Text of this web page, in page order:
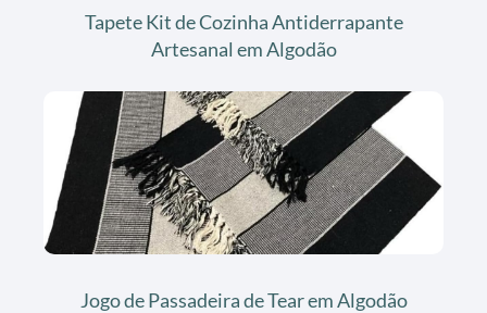
Tapete Kit de Cozinha Antiderrapante
Artesanal em Algodão
Jogo de Passadeira de Tear em Algodão